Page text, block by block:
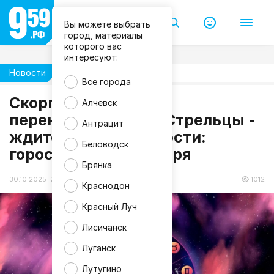
Вы можете выбрать
город, материалы
которого вас
интересуют:
Все города
Алчевск
Антрацит
Беловодск
Брянка
Краснодон
Красный Луч
Лисичанск
Луганск
Лутугино
Новости
Скорпионы - не
перенапрягайтесь, Стрельцы -
ждите хорошие новости:
гороскоп на 31 октября
30.10.2025 20:52 1012